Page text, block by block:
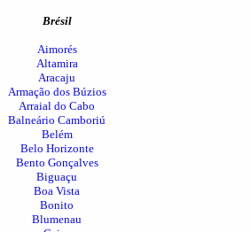
Brésil
Aimorés
Altamira
Aracaju
Armação dos Búzios
Arraial do Cabo
Balneário Camboriú
Belém
Belo Horizonte
Bento Gonçalves
Biguaçu
Boa Vista
Bonito
Blumenau